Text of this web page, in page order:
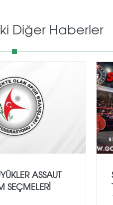
Diğer Haberler
ASSAUT
SEÇMELERİ